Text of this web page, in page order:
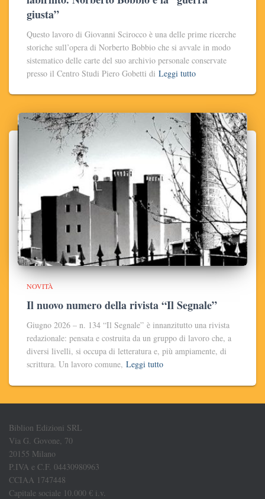
giusta”
Questo lavoro di Giovanni Scirocco è una delle prime ricerche
storiche sull’opera di Norberto Bobbio che si avvale in modo
sistematico delle carte del suo archivio personale conservate
presso il Centro Studi Piero Gobetti di Leggi tutto
NOVITÀ
Il nuovo numero della rivista “Il Segnale”
Giugno 2026 – n. 134 “Il Segnale” è innanzitutto una rivista
redazionale: pensata e costruita da un gruppo di lavoro che, a
diversi livelli, si occupa di letteratura e, più ampiamente, di
scrittura. Un lavoro comune, Leggi tutto
Biblion Edizioni SRL
Via G. Govone, 70
20155 Milano
P.IVA e C.F. 04430980963
CCIAA 1747448
Capitale sociale 10.000 € i.v.